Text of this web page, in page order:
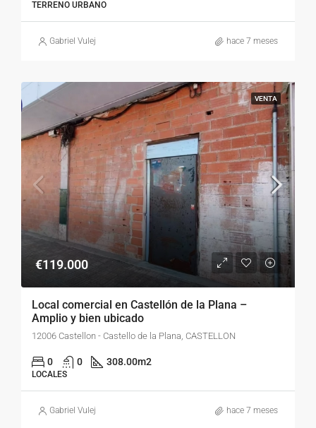
TERRENO URBANO
Gabriel Vulej hace 7 meses
VENTA
€119.000
Local comercial en Castellón de la Plana –
Amplio y bien ubicado
12006 Castellon - Castello de la Plana, CASTELLON
0 0 308.00m2
LOCALES
Gabriel Vulej hace 7 meses